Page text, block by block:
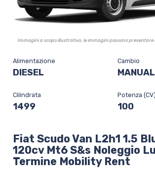
Immagini a scopo illustrativo; le immagini possono presentare
Alimentazione
DIESEL
Cambio
Cilindrata
1499
Potenza (CV)
100
Fiat Scudo Van L2h1 1.5
120cv Mt6 S&s Noleggio
Termine Mobility Rent